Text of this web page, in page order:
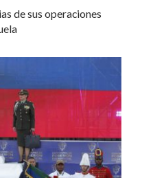
de sus operaciones